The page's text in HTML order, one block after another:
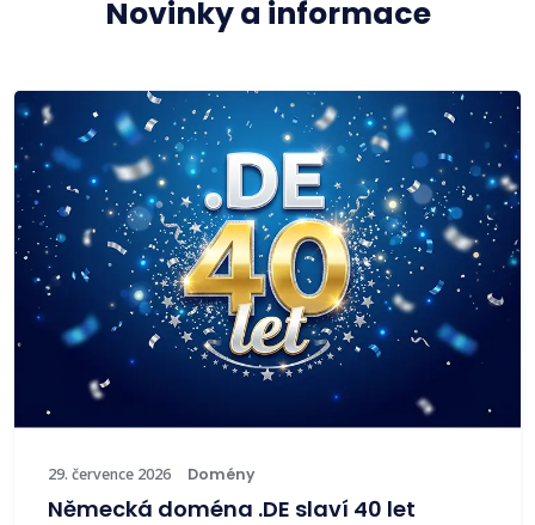
Novinky a informace
29. července 2026 Domény
Německá doména .DE slaví 40 let